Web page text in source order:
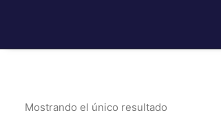
Mostrando el único resultado